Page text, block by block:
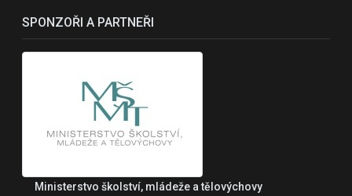
SPONZOŘI A PARTNEŘI
Ministerstvo školství, mládeže a tělovýchovy